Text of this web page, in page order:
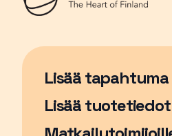
Lisää tapahtuma
Sivu avautuu
Lisää tuotetiedot